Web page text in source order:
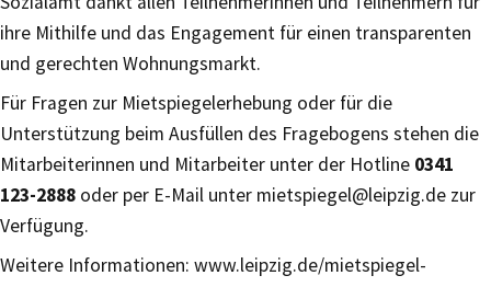
ihre Mithilfe und das Engagement für einen transparenten
und gerechten Wohnungsmarkt.
Für Fragen zur Mietspiegelerhebung oder für die
Unterstützung beim Ausfüllen des Fragebogens stehen die
Mitarbeiterinnen und Mitarbeiter unter der Hotline 0341
123-2888 oder per E-Mail unter mietspiegel@leipzig.de zur
Verfügung.
Weitere Informationen: www.leipzig.de/mietspiegel-